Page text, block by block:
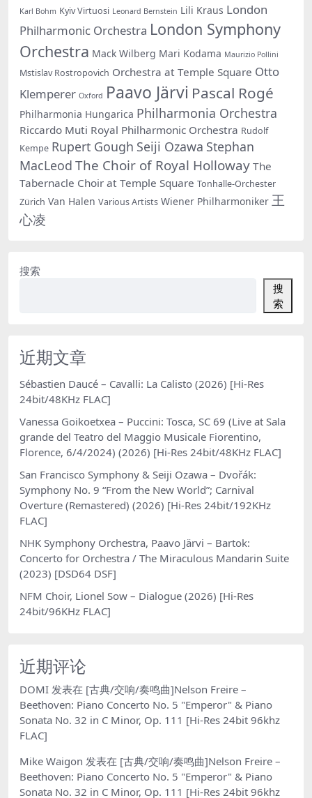
Karl Bohm Kyiv Virtuosi Leonard Bernstein Lili Kraus London
Philharmonic Orchestra London Symphony
Orchestra Mack Wilberg Mari Kodama Maurizio Pollini
Mstislav Rostropovich Orchestra at Temple Square Otto
Klemperer Oxford Paavo Järvi Pascal Rogé
Philharmonia Hungarica Philharmonia Orchestra
Riccardo Muti Royal Philharmonic Orchestra Rudolf
Kempe Rupert Gough Seiji Ozawa Stephan
MacLeod The Choir of Royal Holloway The
Tabernacle Choir at Temple Square Tonhalle-Orchester
Zürich Van Halen Various Artists Wiener Philharmoniker 王
心凌
搜索
搜
索
近期文章
Sébastien Daucé – Cavalli: La Calisto (2026) [Hi-Res
24bit/48KHz FLAC]
Vanessa Goikoetxea – Puccini: Tosca, SC 69 (Live at Sala
grande del Teatro del Maggio Musicale Fiorentino,
Florence, 6/4/2024) (2026) [Hi-Res 24bit/48KHz FLAC]
San Francisco Symphony & Seiji Ozawa – Dvořák:
Symphony No. 9 “From the New World”; Carnival
Overture (Remastered) (2026) [Hi-Res 24bit/192KHz
FLAC]
NHK Symphony Orchestra, Paavo Järvi – Bartok:
Concerto for Orchestra / The Miraculous Mandarin Suite
(2023) [DSD64 DSF]
NFM Choir, Lionel Sow – Dialogue (2026) [Hi-Res
24bit/96KHz FLAC]
近期评论
DOMI 发表在 [古典/交响/奏鸣曲]Nelson Freire –
Beethoven: Piano Concerto No. 5 "Emperor" & Piano
Sonata No. 32 in C Minor, Op. 111 [Hi-Res 24bit 96khz
FLAC]
Mike Waigon 发表在 [古典/交响/奏鸣曲]Nelson Freire –
Beethoven: Piano Concerto No. 5 "Emperor" & Piano
Sonata No. 32 in C Minor, Op. 111 [Hi-Res 24bit 96khz